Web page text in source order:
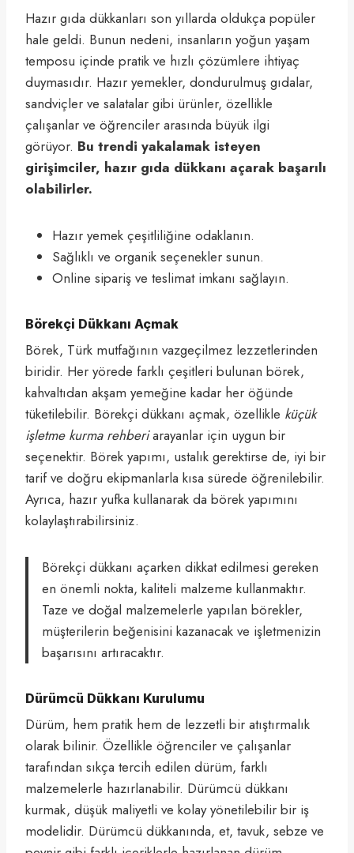
Hazır gıda dükkanları son yıllarda oldukça popüler
hale geldi. Bunun nedeni, insanların yoğun yaşam
temposu içinde pratik ve hızlı çözümlere ihtiyaç
duymasıdır. Hazır yemekler, dondurulmuş gıdalar,
sandviçler ve salatalar gibi ürünler, özellikle
çalışanlar ve öğrenciler arasında büyük ilgi
görüyor. Bu trendi yakalamak isteyen
girişimciler, hazır gıda dükkanı açarak başarılı
olabilirler.
Hazır yemek çeşitliliğine odaklanın.
Sağlıklı ve organik seçenekler sunun.
Online sipariş ve teslimat imkanı sağlayın.
Börekçi Dükkanı Açmak
Börek, Türk mutfağının vazgeçilmez lezzetlerinden
biridir. Her yörede farklı çeşitleri bulunan börek,
kahvaltıdan akşam yemeğine kadar her öğünde
tüketilebilir. Börekçi dükkanı açmak, özellikle küçük
işletme kurma rehberiarayanlar için uygun bir
seçenektir. Börek yapımı, ustalık gerektirse de, iyi bir
tarif ve doğru ekipmanlarla kısa sürede öğrenilebilir.
Ayrıca, hazır yufka kullanarak da börek yapımını
kolaylaştırabilirsiniz.
Börekçi dükkanı açarken dikkat edilmesi gereken
en önemli nokta, kaliteli malzeme kullanmaktır.
Taze ve doğal malzemelerle yapılan börekler,
müşterilerin beğenisini kazanacak ve işletmenizin
başarısını artıracaktır.
Dürümcü Dükkanı Kurulumu
Dürüm, hem pratik hem de lezzetli bir atıştırmalık
olarak bilinir. Özellikle öğrenciler ve çalışanlar
tarafından sıkça tercih edilen dürüm, farklı
malzemelerle hazırlanabilir. Dürümcü dükkanı
kurmak, düşük maliyetli ve kolay yönetilebilir bir iş
modelidir. Dürümcü dükkanında, et, tavuk, sebze ve